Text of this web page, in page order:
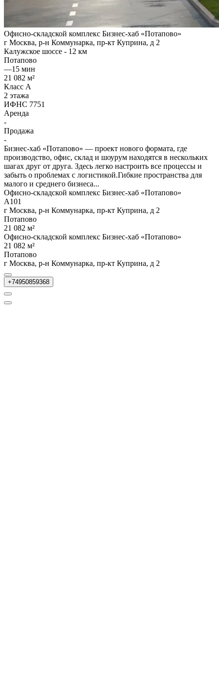
Офисно-складской комплекс Бизнес-хаб «Потапово»
г Москва, р-н Коммунарка, пр-кт Куприна, д 2
Калужское шоссе - 12 км
Потапово
—15 мин
21 082 м²
Класс A
2 этажа
ИФНС 7751
Аренда
-
Продажа
-
Бизнес-хаб «Потапово» — проект нового формата, где
производство, офис, склад и шоурум находятся в нескольких
шагах друг от друга. Здесь легко настроить все процессы и
забыть о проблемах с логистикой.Гибкие пространства для
малого и среднего бизнеса...
Офисно-складской комплекс Бизнес-хаб «Потапово»
А101
г Москва, р-н Коммунарка, пр-кт Куприна, д 2
Потапово
21 082 м²
Офисно-складской комплекс Бизнес-хаб «Потапово»
21 082 м²
Потапово
г Москва, р-н Коммунарка, пр-кт Куприна, д 2
+74950859368